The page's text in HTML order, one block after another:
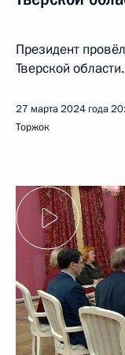
Президент
Тверской области.
27 марта 2024 года
Торжок